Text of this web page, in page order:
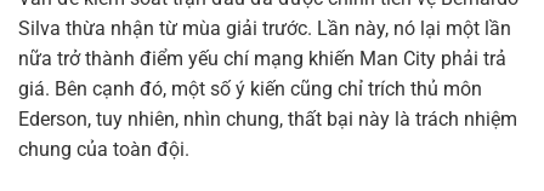
Silva thừa nhận từ mùa giải trước. Lần này, nó lại một lần
nữa trở thành điểm yếu chí mạng khiến Man City phải trả
giá. Bên cạnh đó, một số ý kiến cũng chỉ trích thủ môn
Ederson, tuy nhiên, nhìn chung, thất bại này là trách nhiệm
chung của toàn đội.